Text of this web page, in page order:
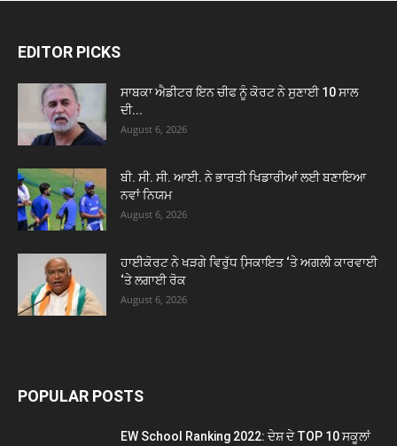
EDITOR PICKS
ਸਾਬਕਾ ਐਡੀਟਰ ਇਨ ਚੀਫ ਨੂੰ ਕੋਰਟ ਨੇ ਸੁਣਾਈ 10 ਸਾਲ
ਦੀ...
August 6, 2026
ਬੀ. ਸੀ. ਸੀ. ਆਈ. ਨੇ ਭਾਰਤੀ ਖਿਡਾਰੀਆਂ ਲਈ ਬਣਾਇਆ
ਨਵਾਂ ਨਿਯਮ
August 6, 2026
ਹਾਈਕੋਰਟ ਨੇ ਖੜਗੇ ਵਿਰੁੱਧ ਸਿ਼ਕਾਇਤ ‘ਤੇ ਅਗਲੀ ਕਾਰਵਾਈ
‘ਤੇ ਲਗਾਈ ਰੋਕ
August 6, 2026
POPULAR POSTS
EW School Ranking 2022: ਦੇਸ਼ ਦੇ TOP 10 ਸਕੂਲਾਂ